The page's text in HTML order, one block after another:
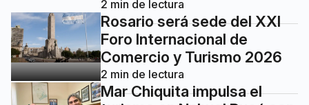
2 min de lectura
Rosario será sede del XXI
Foro Internacional de
Comercio y Turismo 2026
2 min de lectura
Mar Chiquita impulsa el